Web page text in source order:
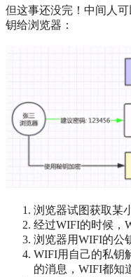
但这事还没完！中间人
钥给浏览器：
浏览器试图获取某
经过WIFI的时候，
浏览器用WIFI的公
WIFI用自己的私钥
的消息，WIFI都知